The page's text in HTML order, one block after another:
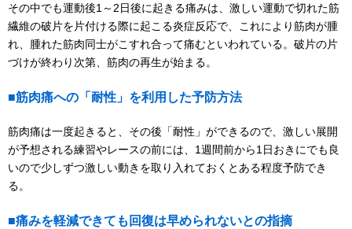
その中でも運動後1～2日後に起きる痛みは、激しい運動で切れた筋
繊維の破片を片付ける際に起こる炎症反応で、これにより筋肉が腫
れ、腫れた筋肉同士がこすれ合って痛むといわれている。破片の片
づけが終わり次第、筋肉の再生が始まる。
■筋肉痛への「耐性」を利用した予防方法
筋肉痛は一度起きると、その後「耐性」ができるので、激しい展開
が予想される練習やレースの前には、1週間前から1日おきにでも良
いので少しずつ激しい動きを取り入れておくとある程度予防でき
る。
■痛みを軽減できても回復は早められないとの指摘